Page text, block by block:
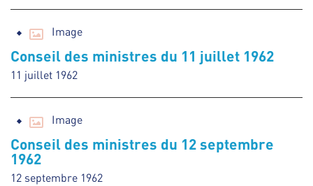
Image
Conseil des ministres du 11 juillet 1962
11 juillet 1962
Image
Conseil des ministres du 12 septembre
1962
12 septembre 1962